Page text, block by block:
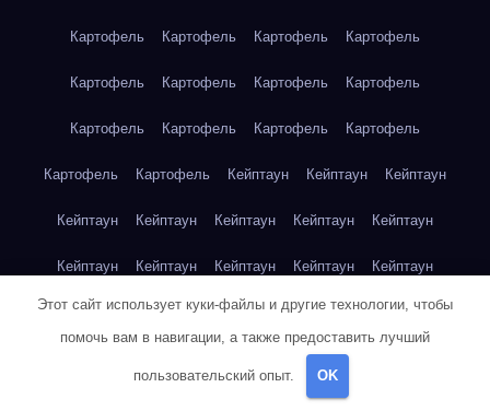
Картофель Картофель Картофель Картофель
Картофель Картофель Картофель Картофель
Картофель Картофель Картофель Картофель
Картофель Картофель Кейптаун Кейптаун Кейптаун
Кейптаун Кейптаун Кейптаун Кейптаун Кейптаун
Кейптаун Кейптаун Кейптаун Кейптаун Кейптаун
Кейптаун Кейптаун Кейптаун Кейптаун Кейптаун
Клубника
Красноярск
Этот сайт использует куки-файлы и другие технологии, чтобы
помочь вам в навигации, а также предоставить лучший
пользовательский опыт. OK